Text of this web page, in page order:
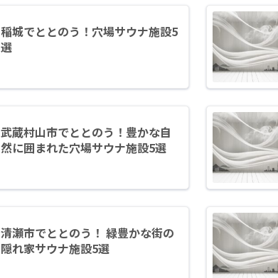
稲城でととのう！穴場サウナ施設5
選
武蔵村山市でととのう！豊かな自
然に囲まれた穴場サウナ施設5選
清瀬市でととのう！ 緑豊かな街の
隠れ家サウナ施設5選